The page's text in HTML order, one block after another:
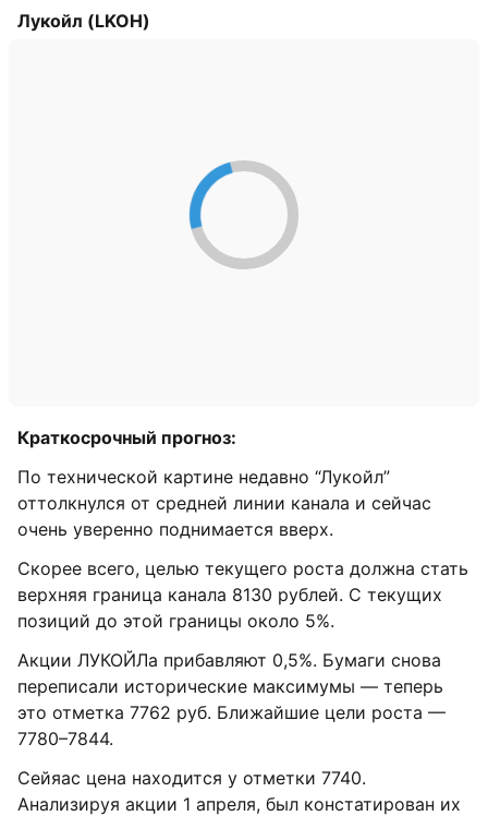
Лукойл (LKOH)
Краткосрочный прогноз:
По технической картине недавно “Лукойл”
оттолкнулся от средней линии канала и сейчас
очень уверенно поднимается вверх.
Скорее всего, целью текущего роста должна стать
верхняя граница канала 8130 рублей. С текущих
позиций до этой границы около 5%.
Акции ЛУКОЙЛа прибавляют 0,5%. Бумаги снова
переписали исторические максимумы — теперь
это отметка 7762 руб. Ближайшие цели роста —
7780–7844.
Сейяас цена находится у отметки 7740.
Анализируя акции 1 апреля, был констатирован их